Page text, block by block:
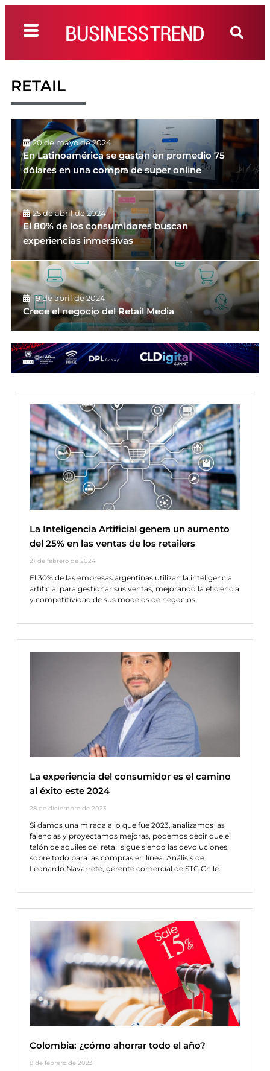
RETAIL
20 de mayo de 2024
En Latinoamérica se gastan en promedio 75
dólares en una compra de super online
25 de abril de 2024
El 80% de los consumidores buscan
experiencias inmersivas
19 de abril de 2024
Crece el negocio del Retail Media
La Inteligencia Artificial genera un aumento
del 25% en las ventas de los retailers
21 de febrero de 2024
El 30% de las empresas argentinas utilizan la inteligencia
artificial para gestionar sus ventas, mejorando la eficiencia
y competitividad de sus modelos de negocios.
La experiencia del consumidor es el camino
al éxito este 2024
28 de diciembre de 2023
Si damos una mirada a lo que fue 2023, analizamos las
falencias y proyectamos mejoras, podemos decir que el
talón de aquiles del retail sigue siendo las devoluciones,
sobre todo para las compras en línea. Análisis de
Leonardo Navarrete, gerente comercial de STG Chile.
Colombia: ¿cómo ahorrar todo el año?
8 de febrero de 2023